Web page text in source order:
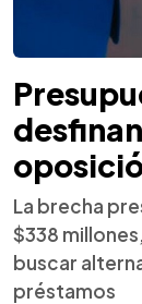
La brecha
$338
buscar
préstamos